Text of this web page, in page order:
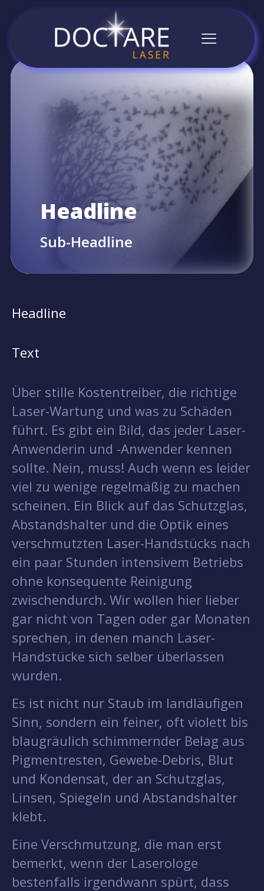
Headline
Sub-Headline
Headline
Text
Über stille Kostentreiber, die richtige
Laser-Wartung und was zu Schäden
führt. Es gibt ein Bild, das jeder Laser-
Anwenderin und -Anwender kennen
sollte. Nein, muss! Auch wenn es leider
viel zu wenige regelmäßig zu machen
scheinen. Ein Blick auf das Schutzglas,
Abstandshalter und die Optik eines
verschmutzten Laser-Handstücks nach
ein paar Stunden intensivem Betriebs
ohne konsequente Reinigung
zwischendurch. Wir wollen hier lieber
gar nicht von Tagen oder gar Monaten
sprechen, in denen manch Laser-
Handstücke sich selber überlassen
wurden.
Es ist nicht nur Staub im landläufigen
Sinn, sondern ein feiner, oft violett bis
blaugräulich schimmernder Belag aus
Pigmentresten, Gewebe-Debris, Blut
und Kondensat, der an Schutzglas,
Linsen, Spiegeln und Abstandshalter
klebt.
Eine Verschmutzung, die man erst
bemerkt, wenn der Laserologe
bestenfalls irgendwann spürt, dass